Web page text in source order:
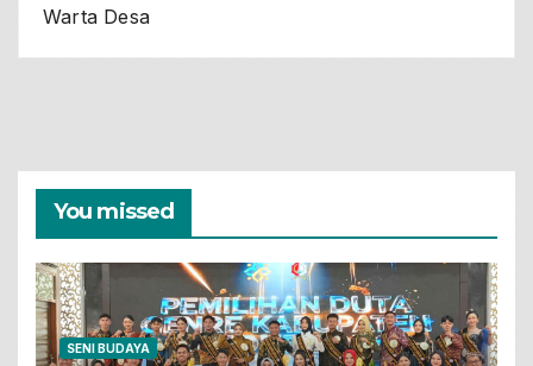
Warta Desa
You missed
SENI BUDAYA